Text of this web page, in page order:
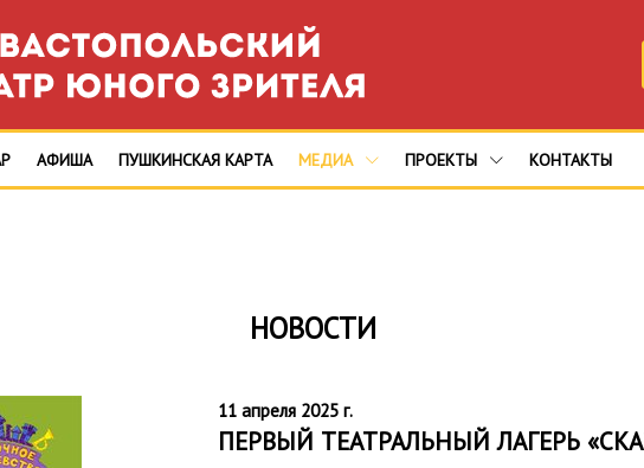
АФИША ПУШКИНСКАЯ КАРТА МЕДИА ПРОЕКТЫ КОНТАКТЫ
НОВОСТИ
11 апреля 2025 г.
ПЕРВЫЙ ТЕАТРАЛЬНЫЙ ЛАГЕРЬ